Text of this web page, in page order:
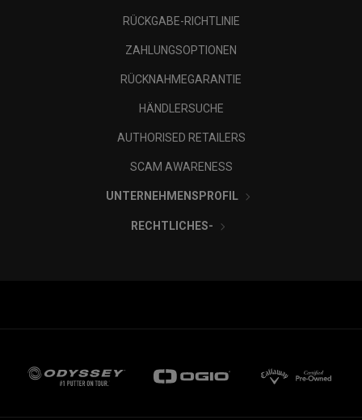
RÜCKGABE-RICHTLINIE
ZAHLUNGSOPTIONEN
RÜCKNAHMEGARANTIE
HÄNDLERSUCHE
AUTHORISED RETAILERS
SCAM AWARENESS
UNTERNEHMENSPROFIL
RECHTLICHES-